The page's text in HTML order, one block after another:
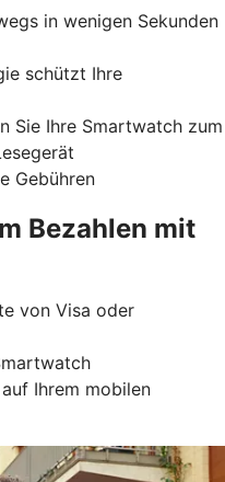
in wenigen Sekunden
schützt Ihre
Sie Ihre Smartwatch zum
Gebühren
Bezahlen mit
von Visa oder
Ihrem mobilen